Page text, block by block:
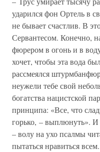
ударился фон Ортель в
не бывает счастлив. В
Сервантесом. Конечно,
фюрером в огонь и в
хочет, чтобы эта вода
рассмеялся
неужели тебе свой
богатства нацистской
принципа: «Все, что
горько, – выплюнуть». И
– волу на ухо псалмы
пытаться нравиться